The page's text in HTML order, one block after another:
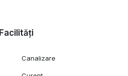
Facilități
Canalizare